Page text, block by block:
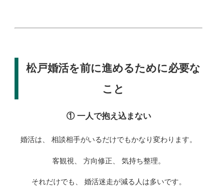
松戸婚活を前に進めるために必要な
こと
① 一人で抱え込まない
婚活は、 相談相手がいるだけでもかなり変わります。
客観視、 方向修正、 気持ち整理。
それだけでも、 婚活迷走が減る人は多いです。